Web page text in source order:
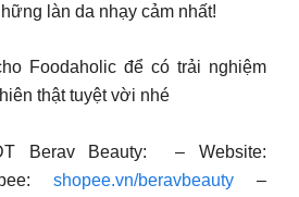
làn da nhạy cảm nhất!
Foodaholic để có trải nghiệm
thật tuyệt vời nhé
Berav Beauty: – Website:
shopee.vn/beravbeauty –